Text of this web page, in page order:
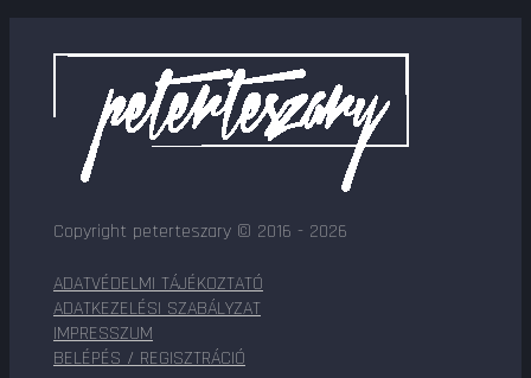
Copyright peterteszary © 2016 - 2026
ADATVÉDELMI TÁJÉKOZTATÓ
ADATKEZELÉSI SZABÁLYZAT
IMPRESSZUM
BELÉPÉS / REGISZTRÁCIÓ